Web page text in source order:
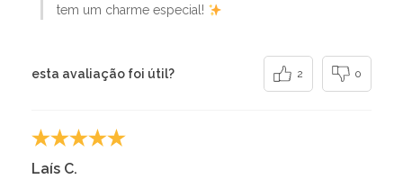
tem um charme especial!
esta avaliação foi útil? 2 0
Laís C.